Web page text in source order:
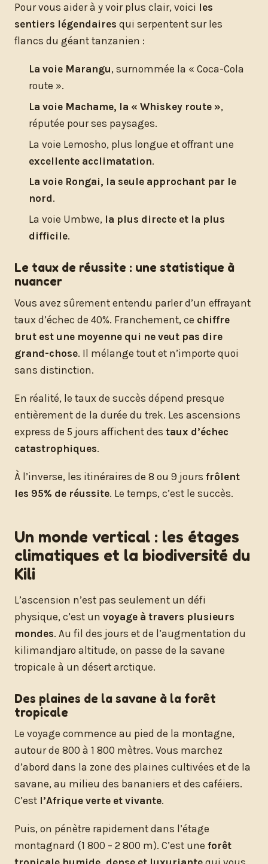
Pour vous aider à y voir plus clair, voici les
sentiers légendaires qui serpentent sur les
flancs du géant tanzanien :
La voie Marangu, surnommée la « Coca-Cola
route ».
La voie Machame, la « Whiskey route »,
réputée pour ses paysages.
La voie Lemosho, plus longue et offrant une
excellente acclimatation.
La voie Rongai, la seule approchant par le
nord.
La voie Umbwe, la plus directe et la plus
difficile.
Le taux de réussite : une statistique à
nuancer
Vous avez sûrement entendu parler d’un effrayant
taux d’échec de 40%. Franchement, ce chiffre
brut est une moyenne qui ne veut pas dire
grand-chose. Il mélange tout et n’importe quoi
sans distinction.
En réalité, le taux de succès dépend presque
entièrement de la durée du trek. Les ascensions
express de 5 jours affichent des taux d’échec
catastrophiques.
À l’inverse, les itinéraires de 8 ou 9 jours frôlent
les 95% de réussite. Le temps, c’est le succès.
Un monde vertical : les étages
climatiques et la biodiversité du
Kili
L’ascension n’est pas seulement un défi
physique, c’est un voyage à travers plusieurs
mondes. Au fil des jours et de l’augmentation du
kilimandjaro altitude, on passe de la savane
tropicale à un désert arctique.
Des plaines de la savane à la forêt
tropicale
Le voyage commence au pied de la montagne,
autour de 800 à 1 800 mètres. Vous marchez
d’abord dans la zone des plaines cultivées et de la
savane, au milieu des bananiers et des caféiers.
C’est l’Afrique verte et vivante.
Puis, on pénètre rapidement dans l’étage
montagnard (1 800 – 2 800 m). C’est une forêt